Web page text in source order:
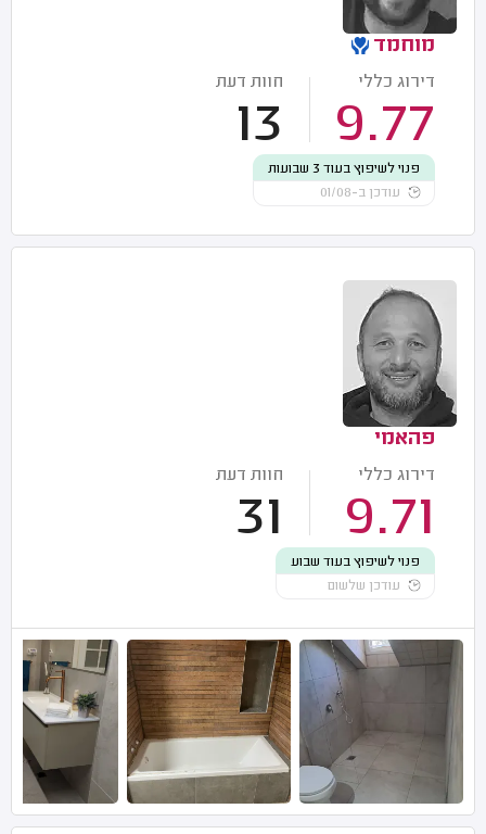
מוחמד
דירוג כללי
9.77
חוות דעת
13
פנוי לשיפוץ בעוד 3 שבועות
עודכן ב-01/08
פהאמי
דירוג כללי
9.71
חוות דעת
31
פנוי לשיפוץ בעוד שבוע
עודכן שלשום